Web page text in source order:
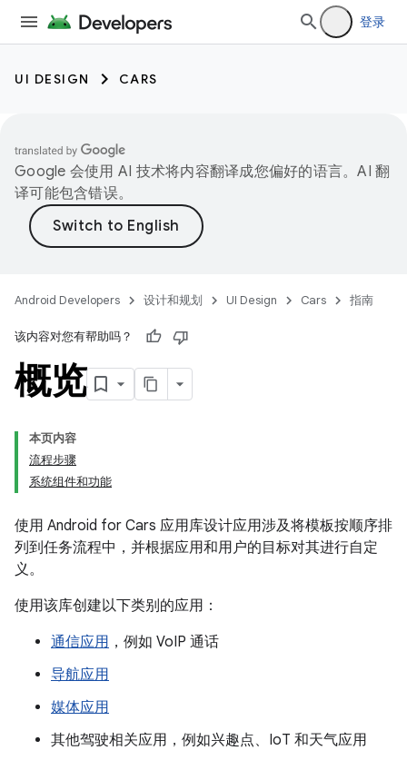
登录
UI DESIGN CARS
Google 会使用 AI 技术将内容翻译成您偏好的语言。AI 翻
译可能包含错误。
Android Developers 设计和规划 UI Design Cars 指南
该内容对您有帮助吗？
概览
本页内容
流程步骤
系统组件和功能
使用 Android for Cars 应用库设计应用涉及将模板按顺序排
列到任务流程中，并根据应用和用户的目标对其进行自定
义。
使用该库创建以下类别的应用：
通信应用 ，例如 VoIP 通话
导航应用
媒体应用
其他驾驶相关应用，例如兴趣点、IoT 和天气应用